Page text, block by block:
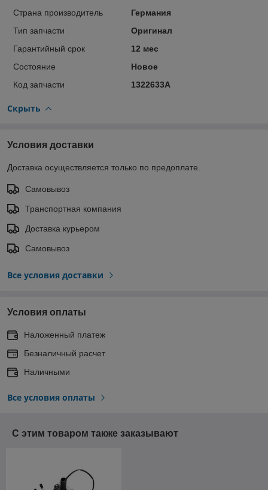
Страна производитель
Германия
Тип запчасти
Оригинал
Гарантийный срок
12 мес
Состояние
Новое
Код запчасти
1322633A
Скрыть
Условия доставки
Доставка осуществляется только по предоплате.
Самовывоз
Транспортная компания
Доставка курьером
Самовывоз
Все условия доставки
Условия оплаты
Наложенный платеж
Безналичный расчет
Наличными
Все условия оплаты
С этим товаром также заказывают